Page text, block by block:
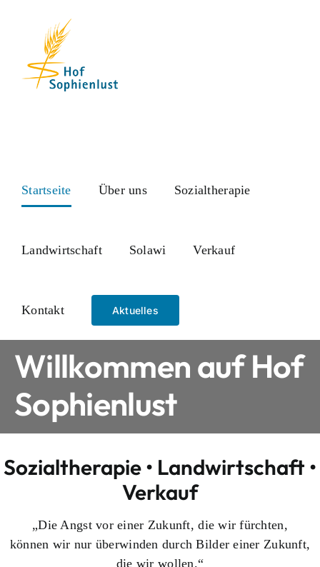
Startseite Über uns Sozialtherapie
Landwirtschaft Solawi Verkauf
Kontakt Aktuelles
Willkommen auf Hof
Sophienlust
Sozialtherapie • Landwirtschaft •
Verkauf
„Die Angst vor einer Zukunft, die wir fürchten,
können wir nur überwinden durch Bilder einer Zukunft,
die wir wollen.“